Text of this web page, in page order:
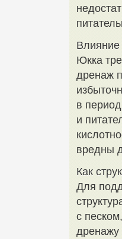
Юкка
дренаж
в
и
вредны
Как
Для
с
дренажу